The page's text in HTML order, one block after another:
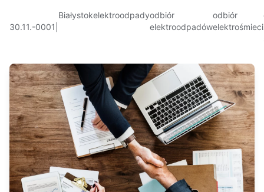
30.11.-0001
Białystokelektroodpadyodbiór
elektroodpadów
odbiór
elektrośmieci